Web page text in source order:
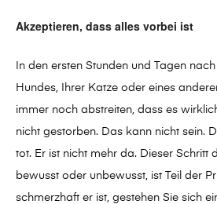
Akzeptieren, dass alles vorbei ist
In den ersten Stunden und Tagen
Hundes, Ihrer Katze oder eines
immer noch abstreiten, dass es
nicht gestorben. Das kann nicht sein.
tot. Er ist nicht mehr da. Dieser Schritt
bewusst oder unbewusst, ist Teil der
schmerzhaft er ist, gestehen Sie sich